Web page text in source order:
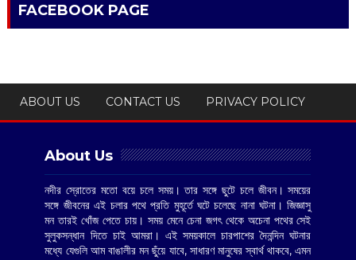
FACEBOOK PAGE
ABOUT US CONTACT US PRIVACY POLICY
About Us
নদীর স্রোতের মতো বয়ে চলে সময়। তার সঙ্গে ছুটে চলে জীবন। সময়ের
সঙ্গে জীবনের এই চলার পথে প্রতি মুহূর্তে ঘটে চলেছে নানা ঘটনা। জিজ্ঞাসু
মন তারই খোঁজ পেতে চায়। সময় মেনে চেনা জগৎ থেকে অচেনা পথের সেই
সুলুকসন্ধান দিতে চাই আমরা। এই সময়কালে চারপাশের দৈনন্দিন ঘটনার
মধ্যে যেগুলি আম বাঙালীর মন ছুঁয়ে যাবে, সাধারণ মানুষের স্বার্থ থাকবে, এমন